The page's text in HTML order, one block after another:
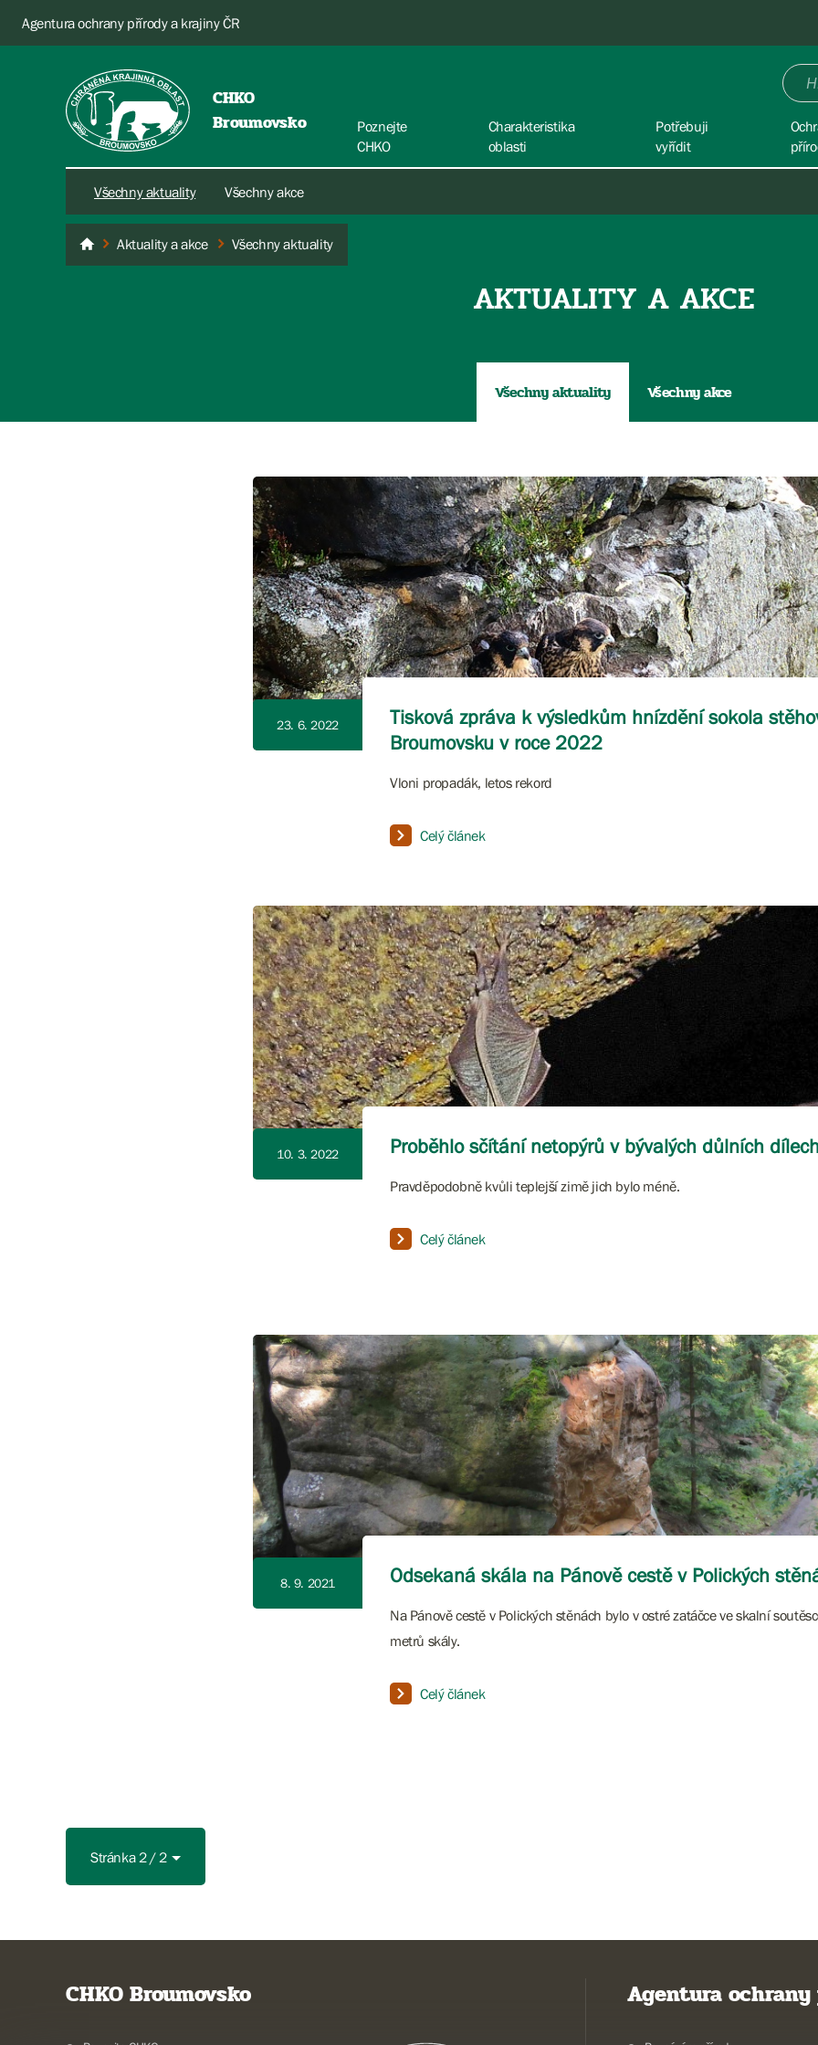
Agentura ochrany přírody a krajiny ČR
CHKO
Broumovsko
Poznejte
CHKO
Charakteristika
oblasti
Potřebuji
vyřídit
Všechny aktuality Všechny akce
Broumovsko
Aktuality a akce Všechny aktuality
AKTUALITY A AKCE
Všechny aktuality Všechny akce
23. 6. 2022
Tisková zpráva k výsledkům hnízdění sokola
Broumovsku v roce 2022
Vloni propadák, letos rekord
Celý článek
10. 3. 2022 Proběhlo sčítání netopýrů v bývalých důlních
Pravděpodobně kvůli teplejší zimě jich bylo méně.
Celý článek
8. 9. 2021 Odsekaná skála na Pánově cestě v Polických
Na Pánově cestě v Polických stěnách bylo v ostré zatáčce ve skalní
metrů skály.
Celý článek
Stránka 2 / 2
CHKO Broumovsko Agentura